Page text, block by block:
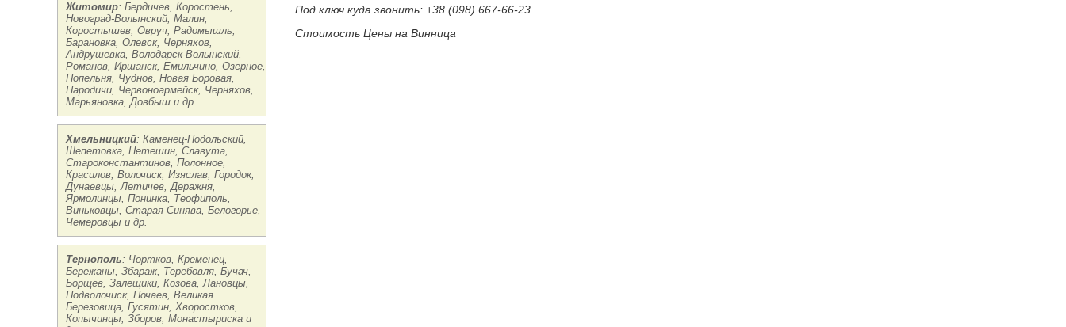
Житомир: Бердичев, Коростень,
Новоград-Волынский, Малин,
Коростышев, Овруч, Радомышль,
Барановка, Олевск, Черняхов,
Андрушевка, Володарск-Волынский,
Романов, Иршанск, Емильчино, Озерное,
Попельня, Чуднов, Новая Боровая,
Народичи, Червоноармейск, Черняхов,
Марьяновка, Довбыш и др.
Хмельницкий: Каменец-Подольский,
Шепетовка, Нетешин, Славута,
Староконстантинов, Полонное,
Красилов, Волочиск, Изяслав, Городок,
Дунаевцы, Летичев, Деражня,
Ярмолинцы, Понинка, Теофиполь,
Виньковцы, Старая Синява, Белогорье,
Чемеровцы и др.
Тернополь: Чортков, Кременец,
Бережаны, Збараж, Теребовля, Бучач,
Борщев, Залещики, Козова, Лановцы,
Подволочиск, Почаев, Великая
Березовица, Гусятин, Хворостков,
Копычинцы, Зборов, Монастыриска и
Под ключ куда звонить: +38 (098) 667-66-23
Стоимость Цены на Винница